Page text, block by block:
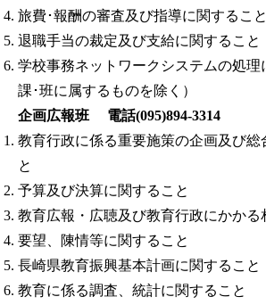
旅費･報酬の審査及び指導に関すること
退職手当の裁定及び支給に関すること
学校事務ネットワークシステムの処理
課･班に属するものを除く）
企画広報班 電話(095)894-3314
教育行政に係る重要施策の企画及び総
と
予算及び決算に関すること
教育広報・広聴及び教育行政にかかる
要望、陳情等に関すること
長崎県教育振興基本計画に関すること
教育に係る調査、統計に関すること